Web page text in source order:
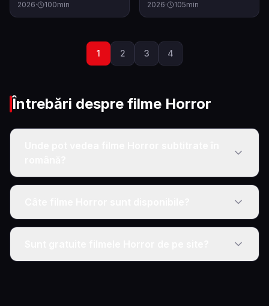
2026· 100min 2026· 105min
1 2 3 4
Întrebări despre filme Horror